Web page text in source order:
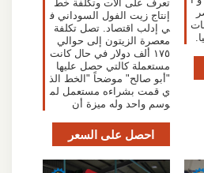
تعرف على آلات وتكلفة خط
إنتاج زيت الفول السوداني ف
ي إدلب اقتصاد. تصل تكلفة
معصرة الزيتون إلى حوالي
١٧٥ ألف دولار في حال كانت
مستعملة كالتي حصل عليها
"أبو صالح" موضحاً "الخط الذ
ي قمت بشراءه مستعمل لم
وسم واحد وله ميزة أن
احصل على السعر